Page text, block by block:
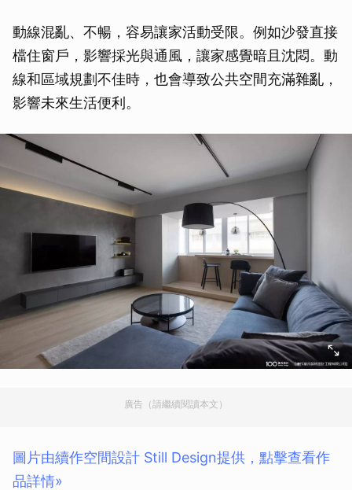
動線混亂、不暢，容易讓家活動受限。例如沙發直接
檔住窗戶，影響採光與通風，讓家感覺暗且沈悶。動
線和區域規劃不佳時，也會導致公共空間充滿雜亂，
影響未來生活便利。
廣告（請繼續閱讀本文）
圖片由續作空間設計 Still Design提供，點擊查看作
品詳情»